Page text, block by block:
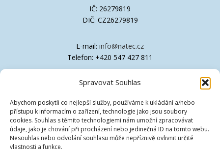
Spravovat Souhlas
Abychom poskytli co nejlepší služby, používáme k ukládání a/nebo
přístupu k informacím o zařízení, technologie jako jsou soubory
cookies. Souhlas s těmito technologiemi nám umožní zpracovávat
údaje, jako je chování při procházení nebo jedinečná ID na tomto webu.
Nesouhlas nebo odvolání souhlasu může nepříznivě ovlivnit určité
vlastnosti a funkce.
IČ: 26279819
DIČ: CZ26279819
E-mail: info@natec.cz
Telefon: +420 547 427 811
Společnost je zapsána v OR Krajského soudu
Technická podpora
Ovladače